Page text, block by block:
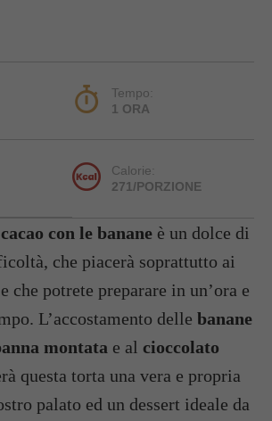
Tempo:
1 ORA
Calorie:
271/PORZIONE
con le banane è un dolce di
che piacerà soprattutto ai
che potrete preparare in un’ora e
L’accostamento delle banane
montata e al cioccolato
questa torta una vera e propria
palato ed un dessert ideale da